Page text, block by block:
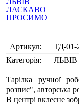
Артикул:
ТД-01-
Категорія:
ЛЬВІВ
Тарілка ручної
розпис", авторська
В центрі вклеєне